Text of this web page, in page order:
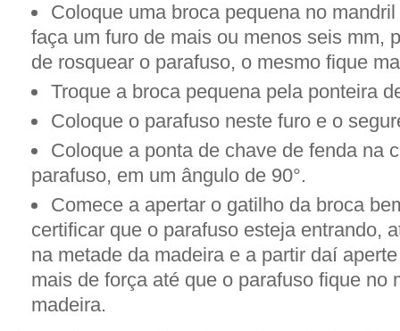
Coloque uma broca pequena no
faça um furo de mais ou menos seis mm,
de rosquear o parafuso, o mesmo fique
Troque a broca pequena pela ponteira
Coloque o parafuso neste furo e o
Coloque a ponta de chave de fenda na
parafuso, em um ângulo de 90°.
Comece a apertar o gatilho da broca
certificar que o parafuso esteja entrando,
na metade da madeira e a partir daí
mais de força até que o parafuso fique no
madeira.